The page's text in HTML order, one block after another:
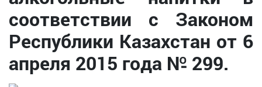
соответствии с Законом
Республики Казахстан от 6
апреля 2015 года № 299.